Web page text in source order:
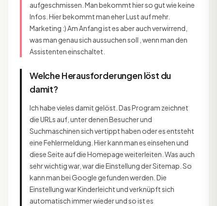
aufgeschmissen. Man bekommt hier so gut wie keine
Infos. Hier bekommt man eher Lust auf mehr.
Marketing :) Am Anfang ist es aber auch verwirrend,
was man genau sich aussuchen soll , wenn man den
Assistenten einschaltet.
Welche Herausforderungen löst du
damit?
Ich habe vieles damit gelöst. Das Program zeichnet
die URLs auf, unter denen Besucher und
Suchmaschinen sich vertippt haben oder es entsteht
eine Fehlermeldung. Hier kann man es einsehen und
diese Seite auf die Homepage weiterleiten. Was auch
sehr wichtig war, war die Einstellung der Sitemap. So
kann man bei Google gefunden werden. Die
Einstellung war Kinderleicht und verknüpft sich
automatisch immer wieder und so ist es